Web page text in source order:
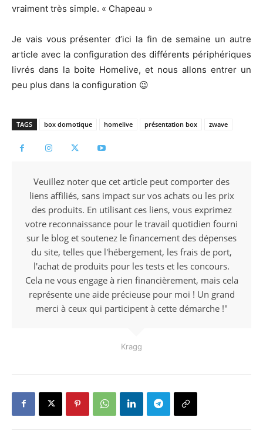
vraiment très simple. « Chapeau »
Je vais vous présenter d’ici la fin de semaine un autre
article avec la configuration des différents périphériques
livrés dans la boite Homelive, et nous allons entrer un
peu plus dans la configuration 😉
TAGS box domotique homelive présentation box zwave
Veuillez noter que cet article peut comporter des
liens affiliés, sans impact sur vos achats ou les prix
des produits. En utilisant ces liens, vous exprimez
votre reconnaissance pour le travail quotidien fourni
sur le blog et soutenez le financement des dépenses
du site, telles que l'hébergement, les frais de port,
l'achat de produits pour les tests et les concours.
Cela ne vous engage à rien financièrement, mais cela
représente une aide précieuse pour moi ! Un grand
merci à ceux qui participent à cette démarche !"
Kragg